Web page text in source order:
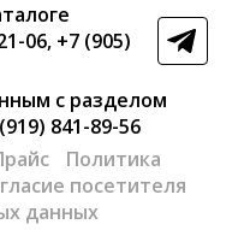
06, +7 (905)
с разделом
841-89-56
Политика
посетителя
данных